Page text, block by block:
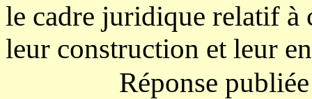
le cadre juridique relatif à
leur construction et leur
Réponse